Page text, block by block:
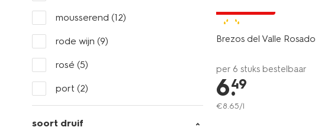
mousserend (12)
rode wijn (9)
rosé (5)
port (2)
soort druif
7.5
Brezos del Valle Rosado
per 6 stuks bestelbaar
6.
49
€8.65/l